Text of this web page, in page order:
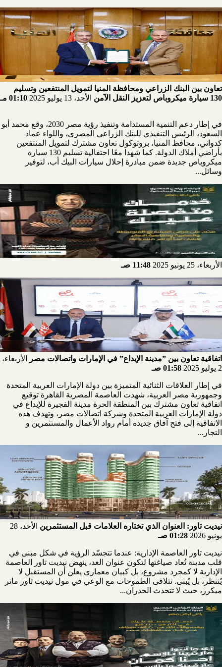
تعاون بين البنك الزراعي ومحافظة المنيا لتمويل المنتفعين وتسليم
130 سيارة ميكروباص لتعزيز النقل الآمن
الأحد، 13 يوليو 2025 01:10 مـ
في إطار دعم التنمية المستدامة وتنفيذ رؤية مصر 2030، وقع محمد أبو
السعود، الرئيس التنفيذي للبنك الزراعي المصري، واللواء عماد
كدواني، محافظ المنيا، بروتوكول تعاون مشترك لتمويل المنتفعين
بأراضي أملاك الدولة. كما شهدا معًا احتفالية تسليم 130 سيارة
ميكروباص جديدة ضمن مبادرة إحلال سيارات البيك أب، لتوفير
وسائل...
الأربعاء، 25 يونيو 2025 11:48 صـ
اتفاقية تعاون بين ”مدينة الإبداع” في الإمارات واتصالات مصر
الأربعاء،
2 يوليو 2025
01:58 صـ
في إطار العلاقات الثنائية المتميزة بين دولة الإمارات العربية المتحدة
وجمهورية مصر العربية، شهدت العاصمة المصرية القاهرة توقيع
اتفاقية تعاون مشترك بين المنطقة الحرة مدينة الفجيرة للإبداع في
دولة الإمارات العربية المتحدة وشركة اتصالات مصر، وتهدف هذه
الاتفاقية إلى فتح آفاق جديدة أمام رواد الأعمال والمستثمرين و
التجار...
نيديت تاور: العنوان الذي تختاره العلامات قبل المستثمرين
الأحد، 28
يونيو 2026
01:28 صـ
نيديت تاور العاصمة الإدارية: عندما تتجسّد الرؤية في شكل مبنى في
قلب مدينة تُعاد صياغتها لتكون عنوان الغد، ينهض نيديت تاور العاصمة
الإدارية لا كمجرد مشروع، بل كبيان معماري يعلن أن المستقبل لا
يُنتظر، بل يُبنى. تتلاقى الطموحات مع الوعي في مول نيديت تاور ماتر
ميكرز، حيث لا تتحدث الجدران...